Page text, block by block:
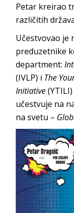
Petar kreirao
različitih
Učestvovao je
preduzetnike
department:
(IVLP) i The
Initiative
učestvuje na
na svetu –